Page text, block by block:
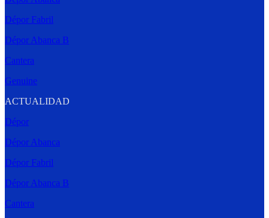
Dépor Fabril
Dépor Abanca B
Cantera
Genuine
ACTUALIDAD
Dépor
Dépor Abanca
Dépor Fabril
Dépor Abanca B
Cantera